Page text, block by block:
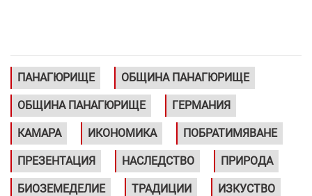
ПАНАГЮРИЩЕ ОБЩИНА ПАНАГЮРИЩЕ
ОБЩИНА ПАНАГЮРИЩЕ ГЕРМАНИЯ
КАМАРА ИКОНОМИКА ПОБРАТИМЯВАНЕ
ПРЕЗЕНТАЦИЯ НАСЛЕДСТВО ПРИРОДА
БИОЗЕМЕДЕЛИЕ ТРАДИЦИИ ИЗКУСТВО